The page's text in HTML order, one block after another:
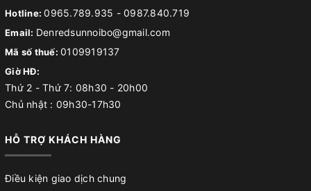
Hotline:0965.789.935 - 0987.840.719
Email: Denredsunnoibo@gmail.com
Mã số thuế: 0109919137
Giờ HĐ:
Thứ 2 - Thứ 7: 08h30 - 20h00
Chủ nhật : 09h30-17h30
HỖ TRỢ KHÁCH HÀNG
Điều kiện giao dịch chung